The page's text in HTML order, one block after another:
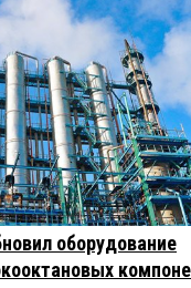
оборудование